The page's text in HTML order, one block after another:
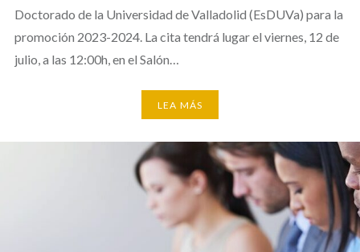
Doctorado de la Universidad de Valladolid (EsDUVa) para la
promoción 2023-2024. La cita tendrá lugar el viernes, 12 de
julio, a las 12:00h, en el Salón…
LEA MÁS